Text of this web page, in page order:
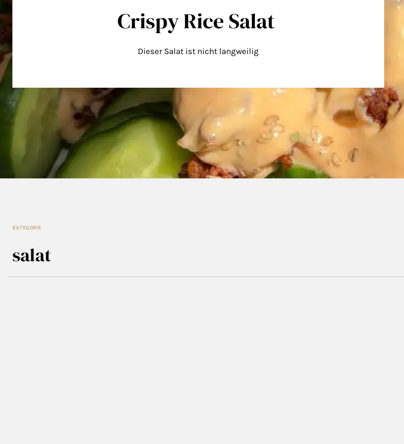
Crispy Rice Salat
Dieser Salat ist nicht langweilig
KATEGORIE
salat